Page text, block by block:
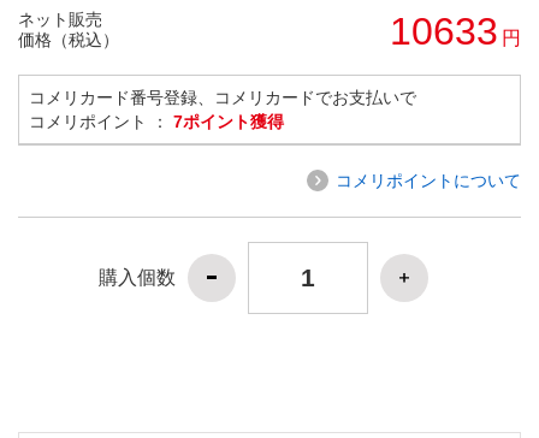
ネット販売
価格（税込）
10633 円
コメリカード番号登録、コメリカードでお支払いで
コメリポイント ： 7ポイント獲得
コメリポイントについて
購入個数